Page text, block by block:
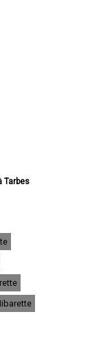
Tarbes
Bigorre
sur-l'Échez
Debat
Gazost
Odos
Ibos